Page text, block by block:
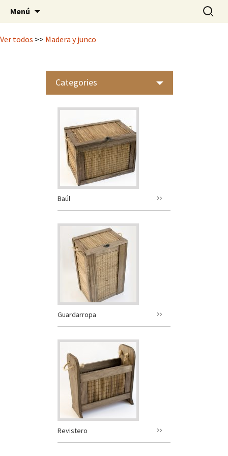
Casa Lunardi
Mimbrería Artesanal
Menú
Buscar:
Ver todos >> Madera y junco
Categories
Baúl
Guardarropa
Revistero